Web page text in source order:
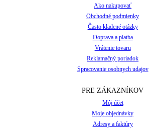
Ako nakupovať
Obchodné podmienky
Často kladené otázky
Doprava a platba
Vrátenie tovaru
Reklamačný poriadok
Spracovanie osobnych udajov
PRE ZÁKAZNÍKOV
Môj účet
Moje objednávky
Adresy a faktúry